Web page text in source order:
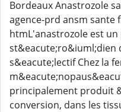
Bordeaux Anastrozole
agence-prd ansm sante
htmL'anastrozole est
st&eacute;ro&iuml;dien
s&eacute;lectif Chez la
principalement produit
conversion, dans les